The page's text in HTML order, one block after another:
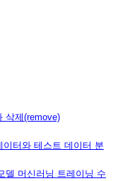
삭제(remove)
터와 테스트 데이터 분
델 머신러닝 트레이닝 수